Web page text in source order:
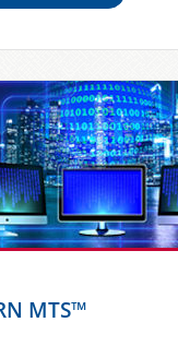
MTS™